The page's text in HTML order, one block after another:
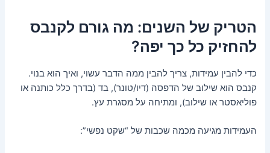
הטריק של השנים: מה גורם לקנבס
להחזיק כל כך יפה?
כדי להבין עמידות, צריך להבין ממה הדבר עשוי, ואיך הוא בנוי.
קנבס הוא שילוב של הדפסה (דיו/טונר), בד (בדרך כלל כותנה או
פוליאסטר או שילוב), ומתיחה על מסגרת עץ.
העמידות מגיעה מכמה שכבות של “שקט נפשי”: